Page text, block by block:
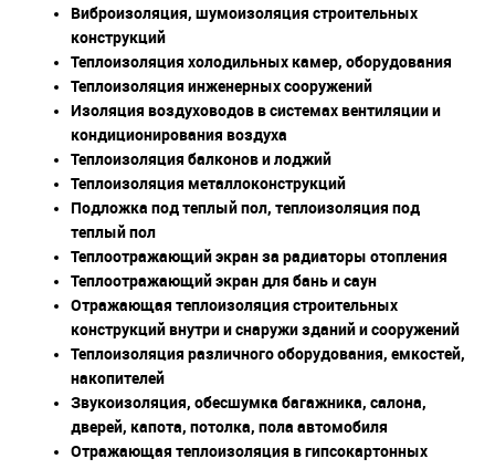
Виброизоляция, шумоизоляция строительных
конструкций
Теплоизоляция холодильных камер, оборудования
Теплоизоляция инженерных сооружений
Изоляция воздуховодов в системах вентиляции и
кондиционирования воздуха
Теплоизоляция балконов и лоджий
Теплоизоляция металлоконструкций
Подложка под теплый пол, теплоизоляция под
теплый пол
Теплоотражающий экран за радиаторы отопления
Теплоотражающий экран для бань и саун
Отражающая теплоизоляция строительных
конструкций внутри и снаружи зданий и сооружений
Теплоизоляция различного оборудования, емкостей,
накопителей
Звукоизоляция, обесшумка багажника, салона,
дверей, капота, потолка, пола автомобиля
Отражающая теплоизоляция в гипсокартонных